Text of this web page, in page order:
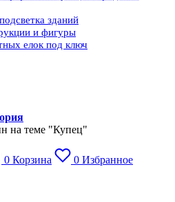
зданий
и фигуры
елок под ключ
на теме "Купец"
0 Корзина 0 Избранное